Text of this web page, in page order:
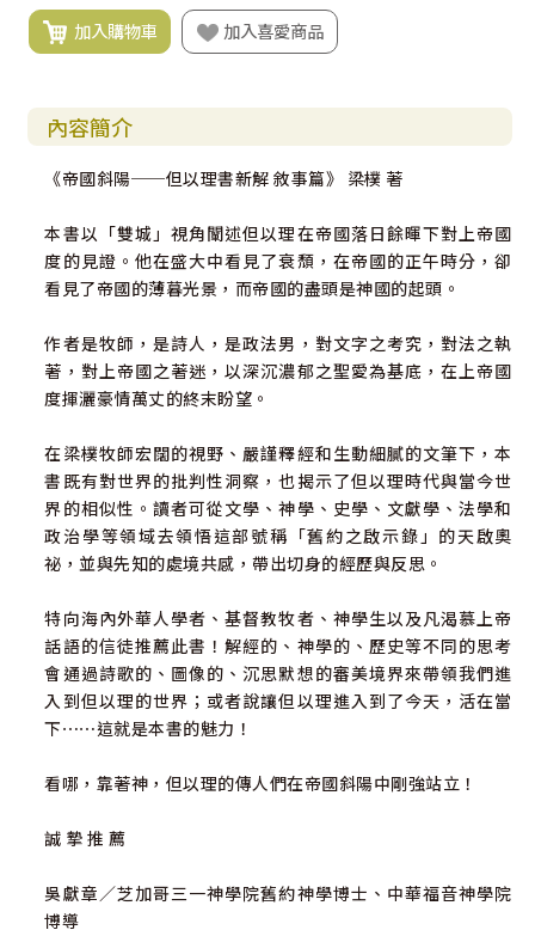
加入購物車 加入喜愛商品
內容簡介
《帝國斜陽──但以理書新解 敘事篇》 梁樸 著
本書以「雙城」視角闡述但以理在帝國落日餘暉下對上帝國
度的見證。他在盛大中看見了衰頹，在帝國的正午時分，卻
看見了帝國的薄暮光景，而帝國的盡頭是神國的起頭。
作者是牧師，是詩人，是政法男，對文字之考究，對法之執
著，對上帝國之著迷，以深沉濃郁之聖愛為基底，在上帝國
度揮灑豪情萬丈的終末盼望。
在梁樸牧師宏闊的視野、嚴謹釋經和生動細膩的文筆下，本
書既有對世界的批判性洞察，也揭示了但以理時代與當今世
界的相似性。讀者可從文學、神學、史學、文獻學、法學和
政治學等領域去領悟這部號稱「舊約之啟示錄」的天啟奧
祕，並與先知的處境共感，帶出切身的經歷與反思。
特向海內外華人學者、基督教牧者、神學生以及凡渴慕上帝
話語的信徒推薦此書！解經的、神學的、歷史等不同的思考
會通過詩歌的、圖像的、沉思默想的審美境界來帶領我們進
入到但以理的世界；或者說讓但以理進入到了今天，活在當
下⋯⋯這就是本書的魅力！
看哪，靠著神，但以理的傳人們在帝國斜陽中剛強站立！
誠 摯 推 薦
吳獻章／芝加哥三一神學院舊約神學博士、中華福音神學院
博導